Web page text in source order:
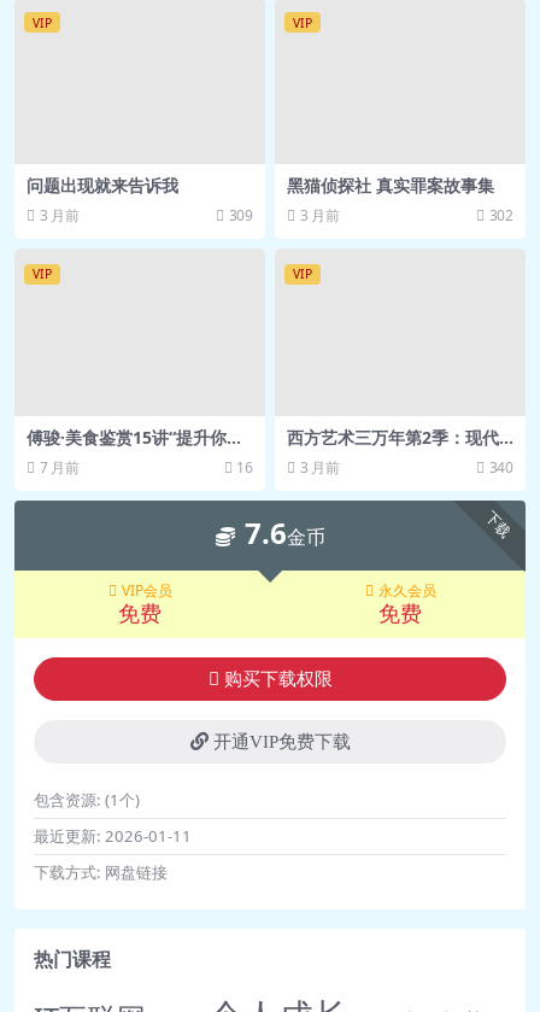
的生产力工具？ – 得到APP.pdf
口？ – 得到APP.pdf
🎵 09讲 数字钱包：元宇宙未来的入
📄 10讲 元宇宙地产商：数字空间都有
发展的核心动力？ – 得到APP.pdf
🎵 11讲 硬件设备：为什么不是元宇宙
发展的核心动力？.mp3
📄 12讲 近期观点梳理：元宇宙会不会
造成内卷？ – 得到APP.pdf
🎵 12讲 近期观点梳理：元宇宙会不会
造成内卷？.mp3
📄 发刊词：你想开启一个新宇宙吗？
– 得到APP.pdf
🎵 发刊词：你想开启一个新宇宙
VIP
问题出现就来告诉我
3 月前 309
VIP
黑猫侦探社 真实罪案故事集
3 月前 302
VIP
傅骏·美食鉴赏15讲“提升你享
受幸福的能力”得到课程 网盘
资源
7 月前 16
VIP
西方艺术三万年第2季：现代
的革命
3 月前 340
下载
7.6金币
VIP会员
免费
永久会员
免费
购买下载权限
开通VIP免费下载
包含资源: (1个)
最近更新: 2026-01-11
下载方式: 网盘链接
热门课程